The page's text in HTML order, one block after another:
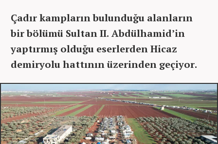
Çadır kampların bulunduğu alanların
bir bölümü Sultan II. Abdülhamid’in
yaptırmış olduğu eserlerden Hicaz
demiryolu hattının üzerinden geçiyor.